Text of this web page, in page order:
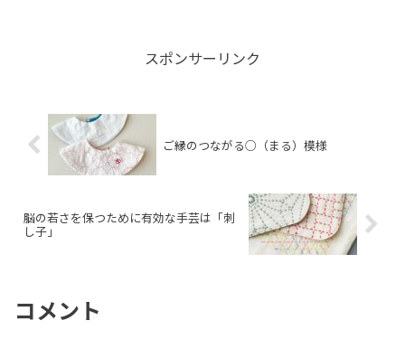
スポンサーリンク
ご縁のつながる○（まる）模様
脳の若さを保つために有効な手芸は「刺
し子」
コメント